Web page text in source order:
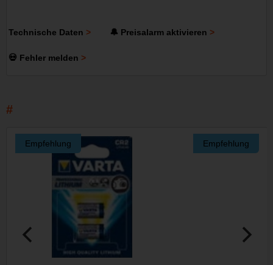
Technische Daten 🔔 Preisalarm aktivieren
💀 Fehler melden
Empfehlung Empfehlung